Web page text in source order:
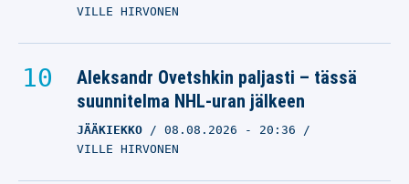
VILLE HIRVONEN
Aleksandr Ovetshkin paljasti – tässä
suunnitelma NHL-uran jälkeen
JÄÄKIEKKO 08.08.2026 - 20:36
VILLE HIRVONEN